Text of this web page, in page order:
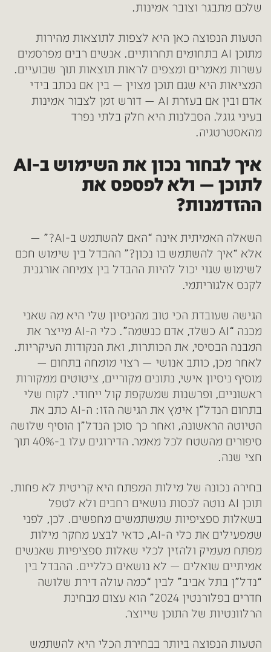
שלכם מתבגר וצובר אמינות.
הטעות הנפוצה כאן היא לצפות לתוצאות מהירות
מתוכן AI בתחומים תחרותיים. אנשים רבים מפרסמים
עשרות מאמרים ומצפים לראות תוצאות תוך שבועיים.
המציאות היא שגם תוכן מצוין — בין אם נכתב בידי
אדם ובין אם בעזרת AI — דורש זמן לצבור אמינות
בעיני גוגל. הסבלנות היא חלק בלתי נפרד
מהאסטרטגיה.
איך לבחור נכון את השימוש ב-AI
לתוכן — ולא לפספס את
ההזדמנות?
השאלה האמיתית אינה “האם להשתמש ב-AI?” —
אלא “איך להשתמש בו נכון?” ההבדל בין שימוש חכם
לשימוש שגוי יכול להיות ההבדל בין צמיחה אורגנית
לקנס אלגוריתמי.
הגישה שעובדת הכי טוב מהניסיון שלי היא מה שאני
מכנה “AI כשלד, אדם כנשמה”. כלי ה-AI מייצר את
המבנה הבסיסי, את הכותרות, ואת הנקודות העיקריות.
לאחר מכן, כותב אנושי — רצוי מומחה בתחום —
מוסיף ניסיון אישי, נתונים מקוריים, ציטוטים ממקורות
ראשוניים, ופרשנות שמשקפת קול ייחודי. לקוח שלי
בתחום הנדל”ן אימץ את הגישה הזו: ה-AI כתב את
הטיוטה הראשונה, ואחר כך סוכן הנדל”ן הוסיף שלושה
סיפורים מהשטח לכל מאמר. הדירוגים עלו ב-40% תוך
חצי שנה.
בחירה נכונה של מילות המפתח היא קריטית לא פחות.
תוכן AI נוטה לכסות נושאים רחבים ולא לטפל
בשאלות ספציפיות שמשתמשים מחפשים. לכן, לפני
שמפעילים את כלי ה-AI, כדאי לבצע מחקר מילות
מפתח מעמיק ולהזין לכלי שאלות ספציפיות שאנשים
אמיתיים שואלים — לא נושאים כלליים. ההבדל בין
“נדל”ן בתל אביב” לבין “כמה עולה דירת שלושה
חדרים בפלורנטין 2024” הוא עצום מבחינת
הרלוונטיות של התוכן שייוצר.
הטעות הנפוצה ביותר בבחירת הכלי היא להשתמש